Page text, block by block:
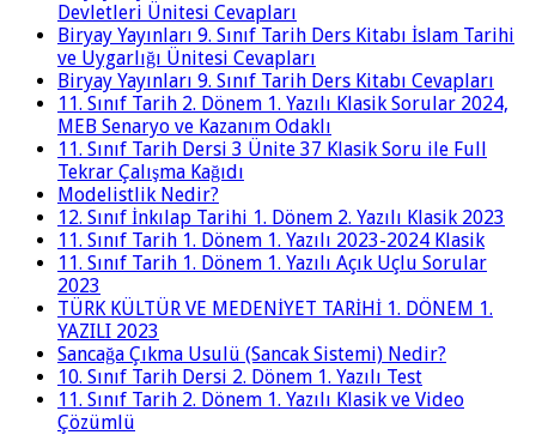
Devletleri Ünitesi Cevapları
Biryay Yayınları 9. Sınıf Tarih Ders Kitabı İslam Tarihi
ve Uygarlığı Ünitesi Cevapları
Biryay Yayınları 9. Sınıf Tarih Ders Kitabı Cevapları
11. Sınıf Tarih 2. Dönem 1. Yazılı Klasik Sorular 2024,
MEB Senaryo ve Kazanım Odaklı
11. Sınıf Tarih Dersi 3 Ünite 37 Klasik Soru ile Full
Tekrar Çalışma Kağıdı
Modelistlik Nedir?
12. Sınıf İnkılap Tarihi 1. Dönem 2. Yazılı Klasik 2023
11. Sınıf Tarih 1. Dönem 1. Yazılı 2023-2024 Klasik
11. Sınıf Tarih 1. Dönem 1. Yazılı Açık Uçlu Sorular
2023
TÜRK KÜLTÜR VE MEDENİYET TARİHİ 1. DÖNEM 1.
YAZILI 2023
Sancağa Çıkma Usulü (Sancak Sistemi) Nedir?
10. Sınıf Tarih Dersi 2. Dönem 1. Yazılı Test
11. Sınıf Tarih 2. Dönem 1. Yazılı Klasik ve Video
Çözümlü